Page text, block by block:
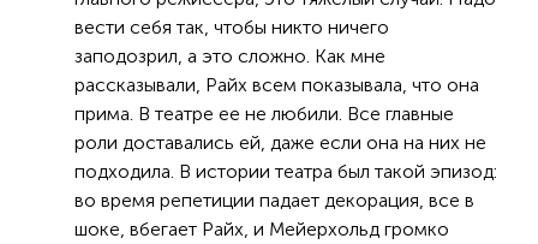
вести себя так, чтобы никто ничего
заподозрил, а это сложно. Как мне
рассказывали, Райх всем показывала, что она
прима. В театре ее не любили. Все главные
роли доставались ей, даже если она на них не
подходила. В истории театра был такой эпизод:
во время репетиции падает декорация, все в
шоке, вбегает Райх, и Мейерхольд громко